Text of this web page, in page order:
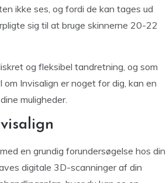
ikke ses, og fordi de kan tages ud
sig til at bruge skinnerne 20-22
og fleksibel tandretning, og som
Invisalign er noget for dig, kan en
muligheder.
en grundig forundersøgelse hos din
digitale 3D-scanninger af din